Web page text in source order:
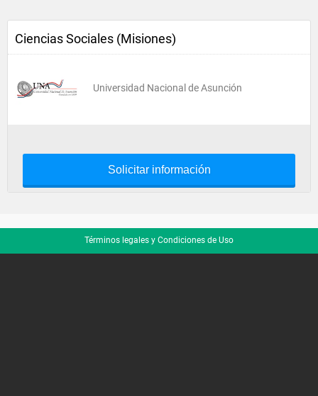
Ciencias Sociales (Misiones)
Universidad Nacional de Asunción
Solicitar información
Términos legales y Condiciones de Uso